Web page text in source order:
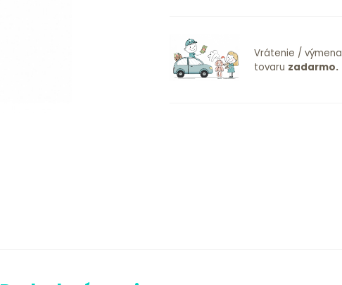
Vrátenie / výmena
tovaru zadarmo.